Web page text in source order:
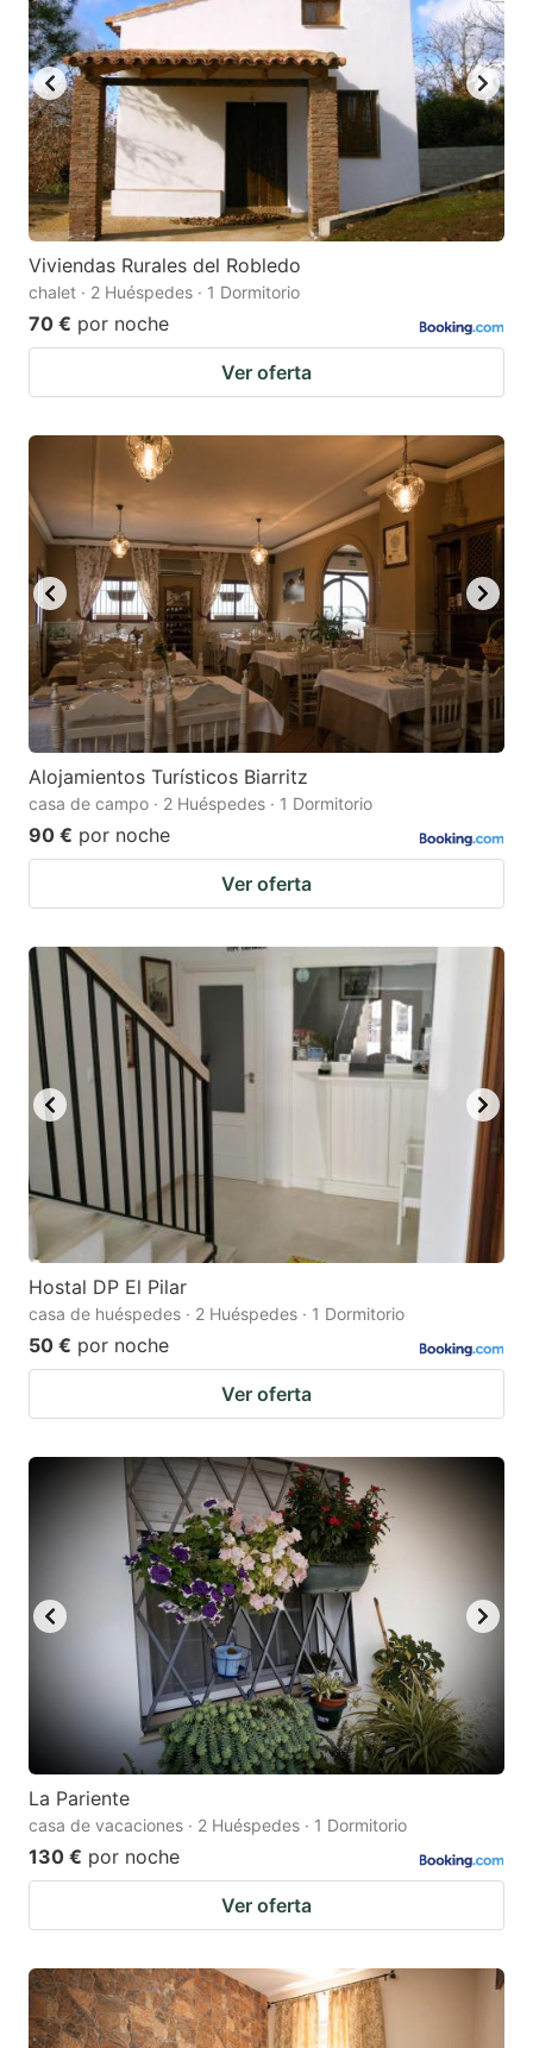
Viviendas Rurales del Robledo
chalet · 2 Huéspedes · 1 Dormitorio
70 € por noche
Ver oferta
Alojamientos Turísticos Biarritz
casa de campo · 2 Huéspedes · 1 Dormitorio
90 € por noche
Ver oferta
Hostal DP El Pilar
casa de huéspedes · 2 Huéspedes · 1 Dormitorio
50 € por noche
Ver oferta
La Pariente
casa de vacaciones · 2 Huéspedes · 1 Dormitorio
130 € por noche
Ver oferta